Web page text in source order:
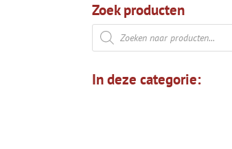
Zoek producten
Producten
zoeken
In deze categorie: